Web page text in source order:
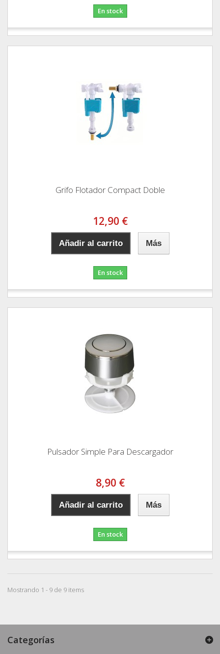
En stock
Grifo Flotador Compact Doble
12,90 €
Añadir al carrito Más
En stock
Pulsador Simple Para Descargador
8,90 €
Añadir al carrito Más
En stock
Mostrando 1 - 9 de 9 items
Categorías